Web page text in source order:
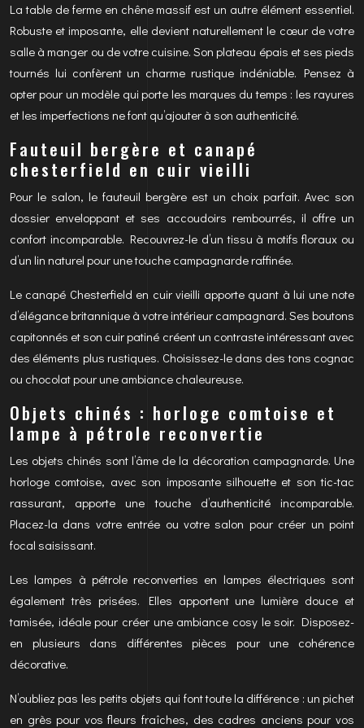
La table de ferme en chêne massif est un autre élément essentiel.
Robuste et imposante, elle devient naturellement le cœur de votre
salle à manger ou de votre cuisine. Son plateau épais et ses pieds
tournés lui confèrent un charme rustique indéniable. Pensez à
opter pour un modèle qui porte les marques du temps : les rayures
et les imperfections ne font qu’ajouter à son authenticité.
Fauteuil bergère et canapé
chesterfield en cuir vieilli
Pour le salon, le fauteuil bergère est un choix parfait. Avec son
dossier enveloppant et ses accoudoirs rembourrés, il offre un
confort incomparable. Recouvrez-le d’un tissu à motifs floraux ou
d’un lin naturel pour une touche campagnarde raffinée.
Le canapé Chesterfield en cuir vieilli apporte quant à lui une note
d’élégance britannique à votre intérieur campagnard. Ses boutons
capitonnés et son cuir patiné créent un contraste intéressant avec
des éléments plus rustiques. Choisissez-le dans des tons cognac
ou chocolat pour une ambiance chaleureuse.
Objets chinés : horloge comtoise et
lampe à pétrole reconvertie
Les objets chinés sont l’âme de la décoration campagnarde. Une
horloge comtoise, avec son imposante silhouette et son tic-tac
rassurant, apporte une touche d’authenticité incomparable.
Placez-la dans votre entrée ou votre salon pour créer un point
focal saisissant.
Les lampes à pétrole reconverties en lampes électriques sont
également très prisées. Elles apportent une lumière douce et
tamisée, idéale pour créer une ambiance cosy le soir. Disposez-
en plusieurs dans différentes pièces pour une cohérence
décorative.
N’oubliez pas les petits objets qui font toute la différence : un pichet
en grès pour vos fleurs fraîches, des cadres anciens pour vos